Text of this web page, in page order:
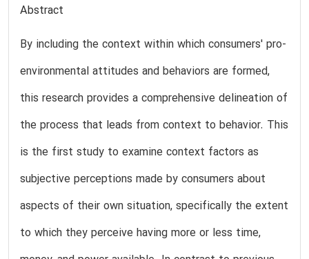
Abstract
By including the context within which consumers' pro-
environmental attitudes and behaviors are formed,
this research provides a comprehensive delineation of
the process that leads from context to behavior. This
is the first study to examine context factors as
subjective perceptions made by consumers about
aspects of their own situation, specifically the extent
to which they perceive having more or less time,